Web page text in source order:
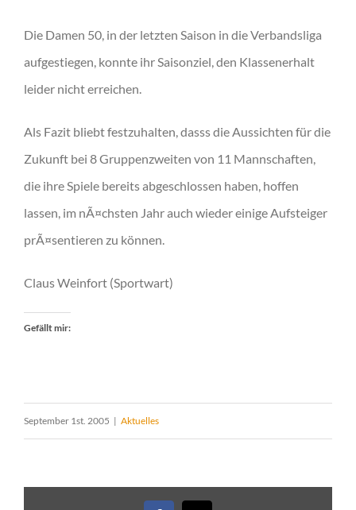
Die Damen 50, in der letzten Saison in die Verbandsliga
aufgestiegen, konnte ihr Saisonziel, den Klassenerhalt
leider nicht erreichen.
Als Fazit bliebt festzuhalten, dasss die Aussichten für die
Zukunft bei 8 Gruppenzweiten von 11 Mannschaften,
die ihre Spiele bereits abgeschlossen haben, hoffen
lassen, im nÃ¤chsten Jahr auch wieder einige Aufsteiger
prÃ¤sentieren zu können.
Claus Weinfort (Sportwart)
Gefällt mir:
September 1st. 2005 | Aktuelles